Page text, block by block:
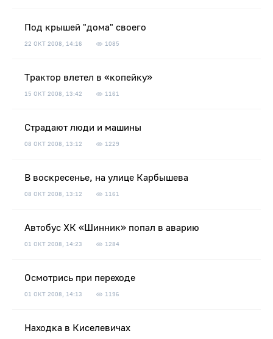
Под крышей "дома" своего
22 ОКТ 2008, 14:16 1085
Трактор влетел в «копейку»
15 ОКТ 2008, 13:42 1161
Страдают люди и машины
08 ОКТ 2008, 13:12 1229
В воскресенье, на улице Карбышева
08 ОКТ 2008, 13:12 1161
Автобус ХК «Шинник» попал в аварию
01 ОКТ 2008, 14:23 1284
Осмотрись при переходе
01 ОКТ 2008, 14:13 1196
Находка в Киселевичах